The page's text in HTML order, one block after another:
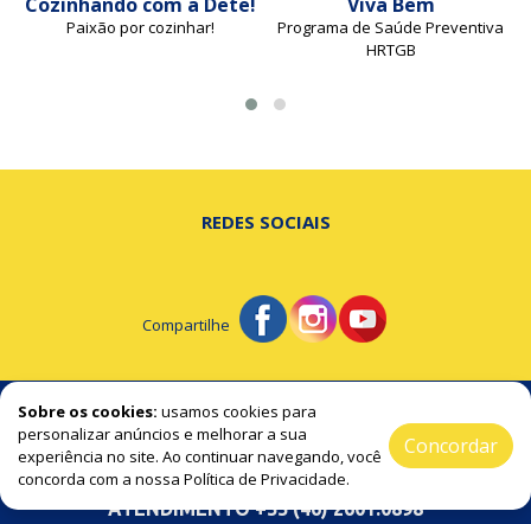
Cozinhando com a Dete!
Paixão por cozinhar!
Viva Bem
Programa de Saúde Preventiva
HRTGB
Sobre os cookies: usamos cookies para
personalizar anúncios e melhorar a sua
experiência no site. Ao continuar navegando, você
concorda com a nossa Política de Privacidade.
Concordar
REDES SOCIAIS
Compartilhe
© Portal de Beltrão - A notícia na hora certa!
2019 / 2026 ® Todos os Direitos Reservado
ATENDIMENTO +55 (46) 2601.0898